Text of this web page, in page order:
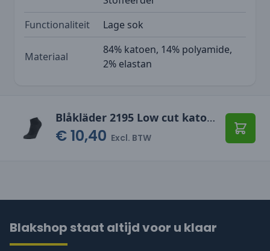
Functionaliteit
Lage sok
Materiaal
84% katoen, 14% polyamide,
2% elastan
Blåkläder 2195 Low cut katoenen sok 5-pack
€ 10,40 Excl. BTW
Blakshop staat altijd voor u klaar